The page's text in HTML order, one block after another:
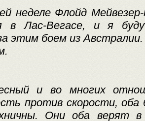
неделе Флойд
в Лас-Вегасе, и я
этим боем из
и во многих
против скорости, оба
Они оба верят